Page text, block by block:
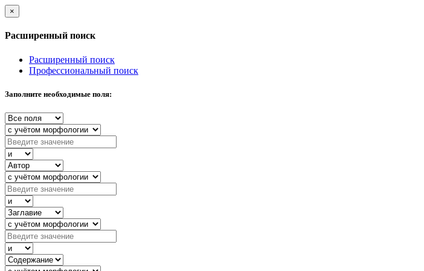
×
Расширенный поиск
Расширенный поиск
Профессиональный поиск
Заполните необходимые поля: